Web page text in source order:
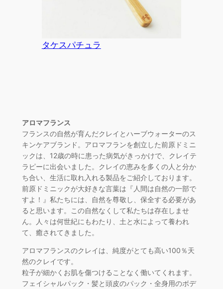
タケスパチュラ
アロマフランス
フランスの自然が育んだクレイとハーブウォーターのス
キンケアブランド。アロマフランを創立した前原ドミニ
ックは、12歳の時に患った病気がきっかけで、クレイテ
ラピーに出会いました。クレイの恵みを多くの人と分か
ち合い、生活に取れ入れる製品をご紹介しております。
前原ドミニックが大好きな言葉は『人間は自然の一部で
すよ！』私たちには、自然を尊敬し、保全する必要があ
ると思います。この自然なくして私たちは存在しませ
ん。人々は何世紀にもわたり、土と水によって養われ
て、癒されてきました。
アロマフランスのクレイは、純度がとても高い100％天
然のクレイです。
粒子が細かくお肌を傷つけることなく働いてくれます。
フェイシャルパック・髪と頭皮のパック・全身用のボデ